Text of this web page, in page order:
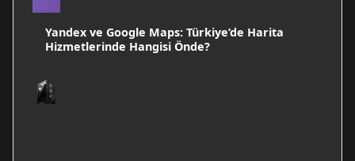
Yandex ve Google Maps: Türkiye’de Harita
Hizmetlerinde Hangisi Önde?